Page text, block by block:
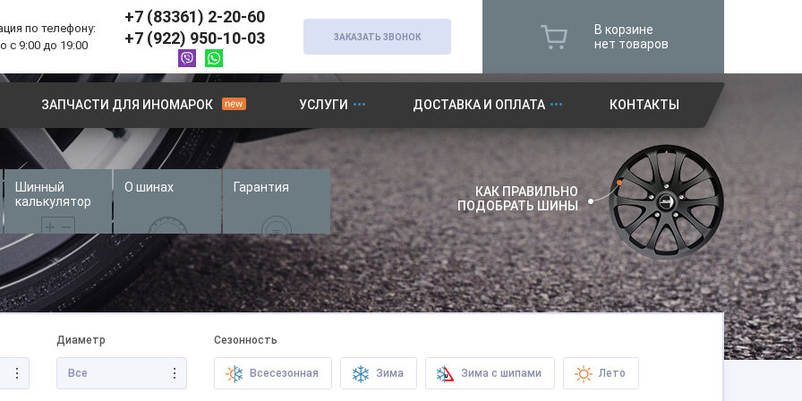
по телефону:
с 9:00 до 19:00
+7 (83361) 2-20-60
+7 (922) 950-10-03
ЗАКАЗАТЬ ЗВОНОК
В корзине
нет товаров
ЗАПЧАСТИ ДЛЯ ИНОМАРОК УСЛУГИ ДОСТАВКА И ОПЛАТА КОНТАКТЫ
Шинный
калькулятор
О шинах Гарантия
КАК ПРАВИЛЬНО
ПОДОБРАТЬ ШИНЫ
Диаметр
Все
Сезонность
Всесезонная Зима Зима с шипами Лето